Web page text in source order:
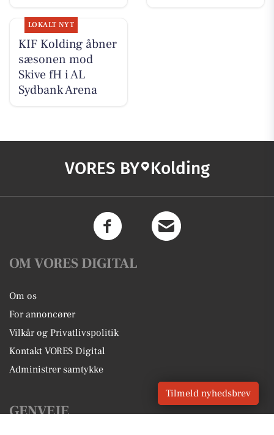
LOKALT NYT
KIF Kolding åbner
sæsonen mod
Skive fH i AL
Sydbank Arena
VORES BY Kolding
OM VORES DIGITAL
Om os
For annoncører
Vilkår og Privatlivspolitik
Kontakt VORES Digital
Administrer samtykke
GENVEJE
Tilmeld nyhedsbrev